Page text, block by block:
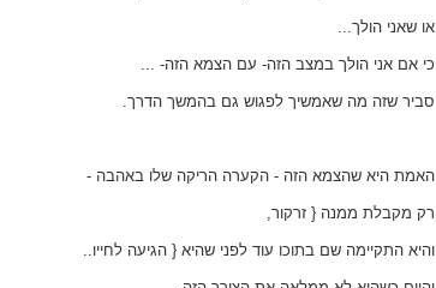
או שאני הולך...
כי אם אני הולך במצב הזה- עם הצמא הזה- ...
סביר שזה מה שאמשיך לפגוש גם בהמשך הדרך.
האמת היא שהצמא הזה - הקערה הריקה שלו באהבה -
רק מקבלת ממנה { זרקור,
והיא התקיימה שם בתוכו עוד לפני שהיא { הגיעה לחייו..